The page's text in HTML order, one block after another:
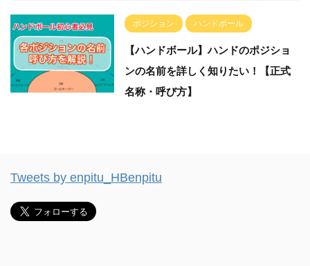
ポジション ハンドボール
【ハンドボール】ハンドのポジショ
ンの名前を詳しく知りたい！【正式
名称・呼び方】
Tweets by enpitu_HBenpitu